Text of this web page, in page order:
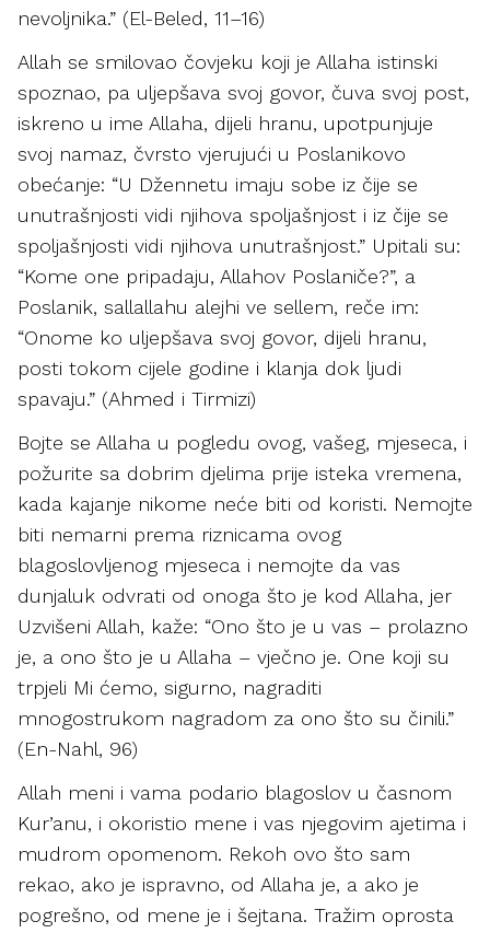
nevoljnika.” (El-Beled, 11–16)
Allah se smilovao čovjeku koji je Allaha istinski
spoznao, pa uljepšava svoj govor, čuva svoj post,
iskreno u ime Allaha, dijeli hranu, upotpunjuje
svoj namaz, čvrsto vjerujući u Poslanikovo
obećanje: “U Džennetu imaju sobe iz čije se
unutrašnjosti vidi njihova spoljašnjost i iz čije se
spoljašnjosti vidi njihova unutrašnjost.” Upitali su:
“Kome one pripadaju, Allahov Poslaniče?”, a
Poslanik, sallallahu alejhi ve sellem, reče im:
“Onome ko uljepšava svoj govor, dijeli hranu,
posti tokom cijele godine i klanja dok ljudi
spavaju.” (Ahmed i Tirmizi)
Bojte se Allaha u pogledu ovog, vašeg, mjeseca, i
požurite sa dobrim djelima prije isteka vremena,
kada kajanje nikome neće biti od koristi. Nemojte
biti nemarni prema riznicama ovog
blagoslovljenog mjeseca i nemojte da vas
dunjaluk odvrati od onoga što je kod Allaha, jer
Uzvišeni Allah, kaže: “Ono što je u vas – prolazno
je, a ono što je u Allaha – vječno je. One koji su
trpjeli Mi ćemo, sigurno, nagraditi
mnogostrukom nagradom za ono što su činili.”
(En-Nahl, 96)
Allah meni i vama podario blagoslov u časnom
Kur’anu, i okoristio mene i vas njegovim ajetima i
mudrom opomenom. Rekoh ovo što sam
rekao, ako je ispravno, od Allaha je, a ako je
pogrešno, od mene je i šejtana. Tražim oprosta